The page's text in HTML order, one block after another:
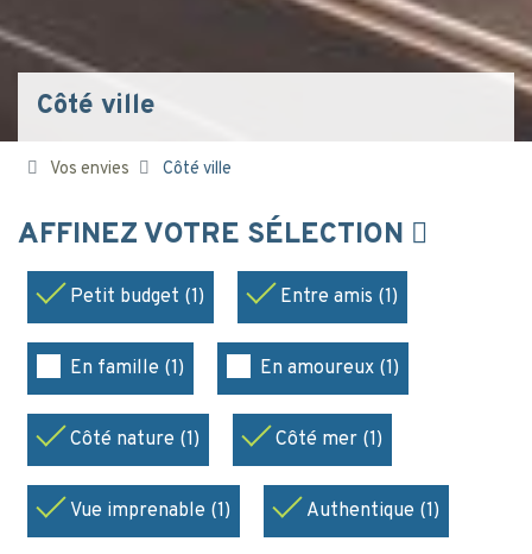
Côté ville
Vos envies Côté ville
AFFINEZ VOTRE SÉLECTION
Petit budget (1) Entre amis (1)
En famille (1) En amoureux (1)
Côté nature (1) Côté mer (1)
Vue imprenable (1) Authentique (1)